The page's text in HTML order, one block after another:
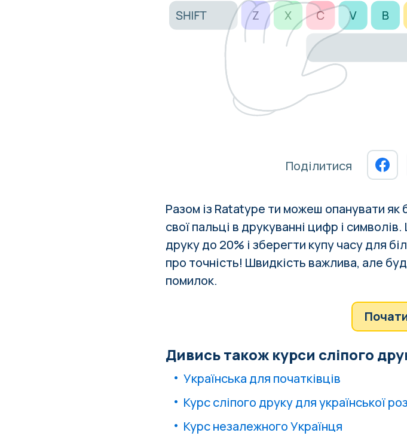
Поділитися
Разом із Ratatype ти можеш опанувати як
свої пальці в друкуванні цифр і
друку до 20% і зберегти купу часу для
про точність! Швидкість важлива, але
помилок.
Дивись також курси сліпого
Українська для початківців
Курс сліпого друку для української
Курс незалежного Українця